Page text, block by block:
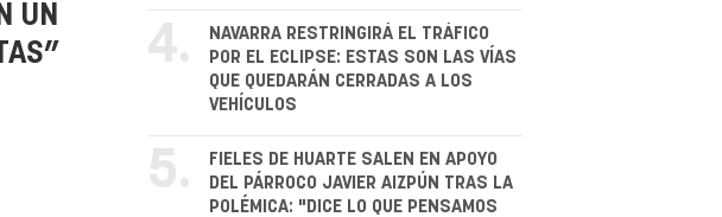
UN
4.
NAVARRA RESTRINGIRÁ EL TRÁFICO
POR EL ECLIPSE: ESTAS SON LAS VÍAS
QUE QUEDARÁN CERRADAS A LOS
VEHÍCULOS
5.
FIELES DE HUARTE SALEN EN APOYO
DEL PÁRROCO JAVIER AIZPÚN TRAS LA
POLÉMICA: "DICE LO QUE PENSAMOS